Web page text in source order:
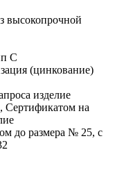
высокопрочной
С
(цинкование)
изделие
Сертификатом на
до размера № 25, с